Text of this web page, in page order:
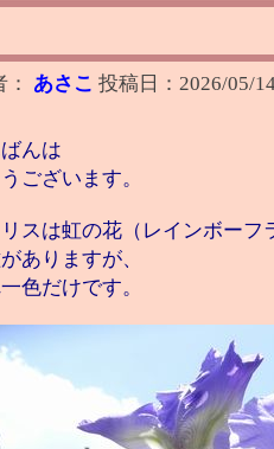
あさこ 投稿日： 2026/05/
んは
ございます。
スは虹の花（レインボー
ありますが、
色だけです。